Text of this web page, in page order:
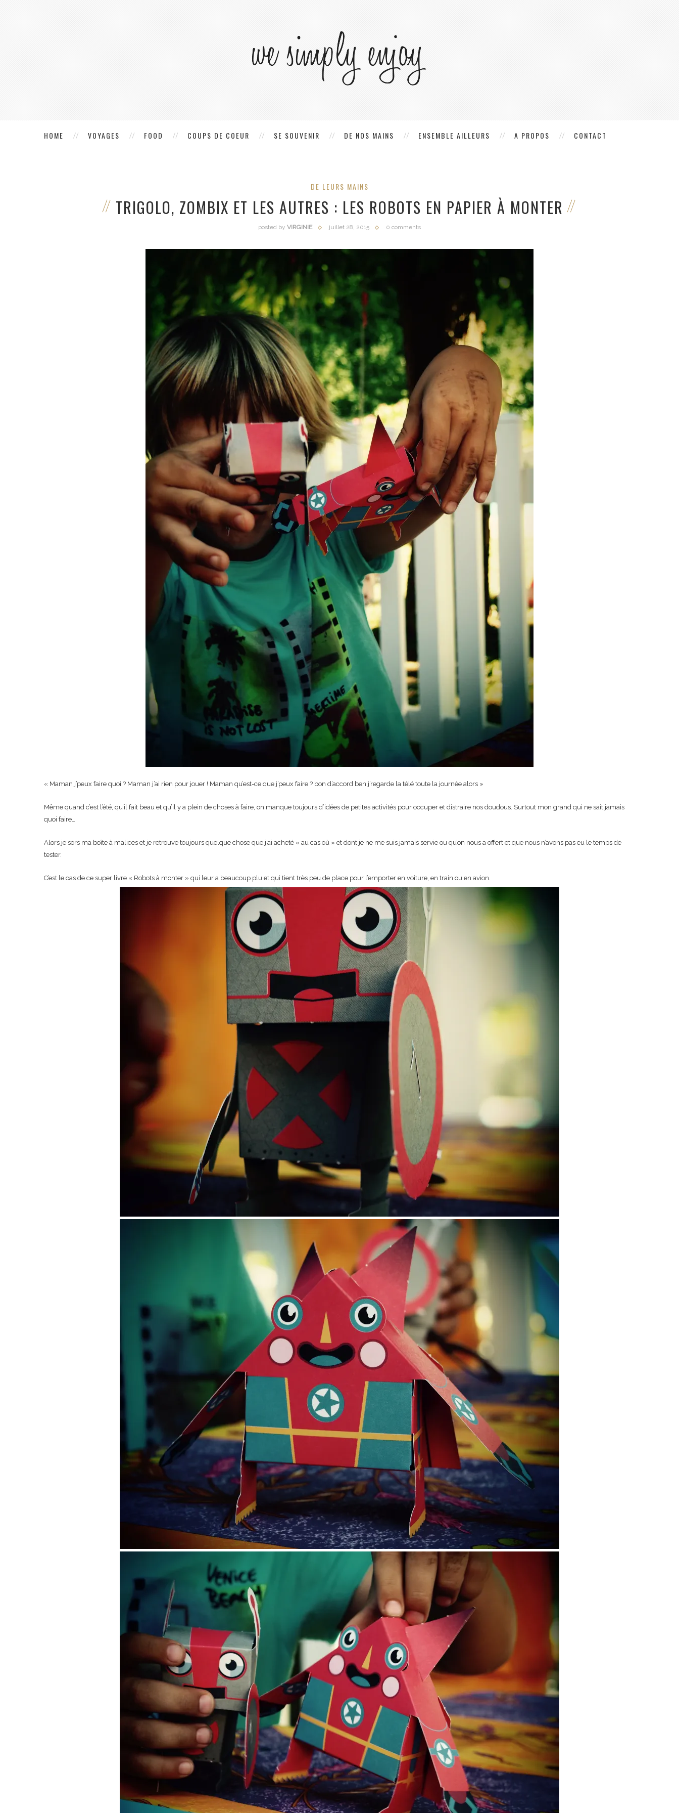
HOME VOYAGES FOOD COUPS DE COEUR SE SOUVENIR DE NOS MAINS ENSEMBLE AILLEURS A PROPOS CONTACT
DE LEURS MAINS
TRIGOLO, ZOMBIX ET LES AUTRES : LES ROBOTS EN PAPIER À MONTER
posted by VIRGINIE juillet 28, 2015 0 comments
« Maman j’peux faire quoi ? Maman j’ai rien pour jouer ! Maman qu’est-ce que j’peux faire ? bon d’accord ben j’regarde la télé toute la journée alors »
Même quand c’est l’été, qu’il fait beau et qu’il y a plein de choses à faire, on manque toujours d’idées de petites activités pour occuper et distraire nos doudous. Surtout mon grand qui ne sait jamais
quoi faire…
Alors je sors ma boîte à malices et je retrouve toujours quelque chose que j’ai acheté « au cas où » et dont je ne me suis jamais servie ou qu’on nous a offert et que nous n’avons pas eu le temps de
tester.
C’est le cas de ce super livre « Robots à monter » qui leur a beaucoup plu et qui tient très peu de place pour l’emporter en voiture, en train ou en avion.